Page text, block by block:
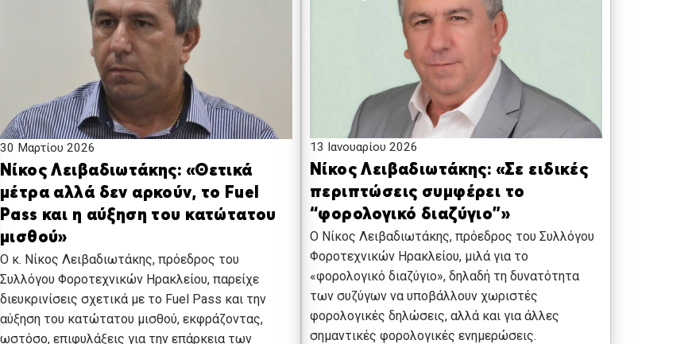
30 Μαρτίου 2026
Νίκος Λειβαδιωτάκης: «Θετικά
μέτρα αλλά δεν αρκούν, το Fuel
Pass και η αύξηση του κατώτατου
μισθού»
Ο κ. Νίκος Λειβαδιωτάκης, πρόεδρος του
Συλλόγου Φοροτεχνικών Ηρακλείου, παρείχε
διευκρινίσεις σχετικά με το Fuel Pass και την
αύξηση του κατώτατου μισθού, εκφράζοντας,
ωστόσο, επιφυλάξεις για την επάρκεια των
13 Ιανουαρίου 2026
Νίκος Λειβαδιωτάκης: «Σε ειδικές
περιπτώσεις συμφέρει το
“φορολογικό διαζύγιο”»
Ο Νίκος Λειβαδιωτάκης, πρόεδρος του Συλλόγου
Φοροτεχνικών Ηρακλείου, μιλά για το
«φορολογικό διαζύγιο», δηλαδή τη δυνατότητα
των συζύγων να υποβάλλουν χωριστές
φορολογικές δηλώσεις, αλλά και για άλλες
σημαντικές φορολογικές ενημερώσεις.